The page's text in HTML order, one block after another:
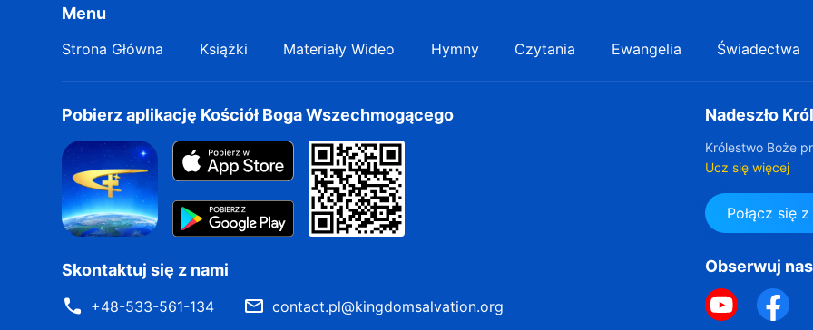
Menu
Strona Główna Książki Materiały Wideo Hymny Czytania Ewangelia Świadectwa
Pobierz aplikację Kościół Boga Wszechmogącego
Skontaktuj się z nami
+48-533-561-134 contact.pl@kingdomsalvation.org
Nadeszło
Królestwo Boże
Ucz się więcej
Połącz się
Obserwuj nas